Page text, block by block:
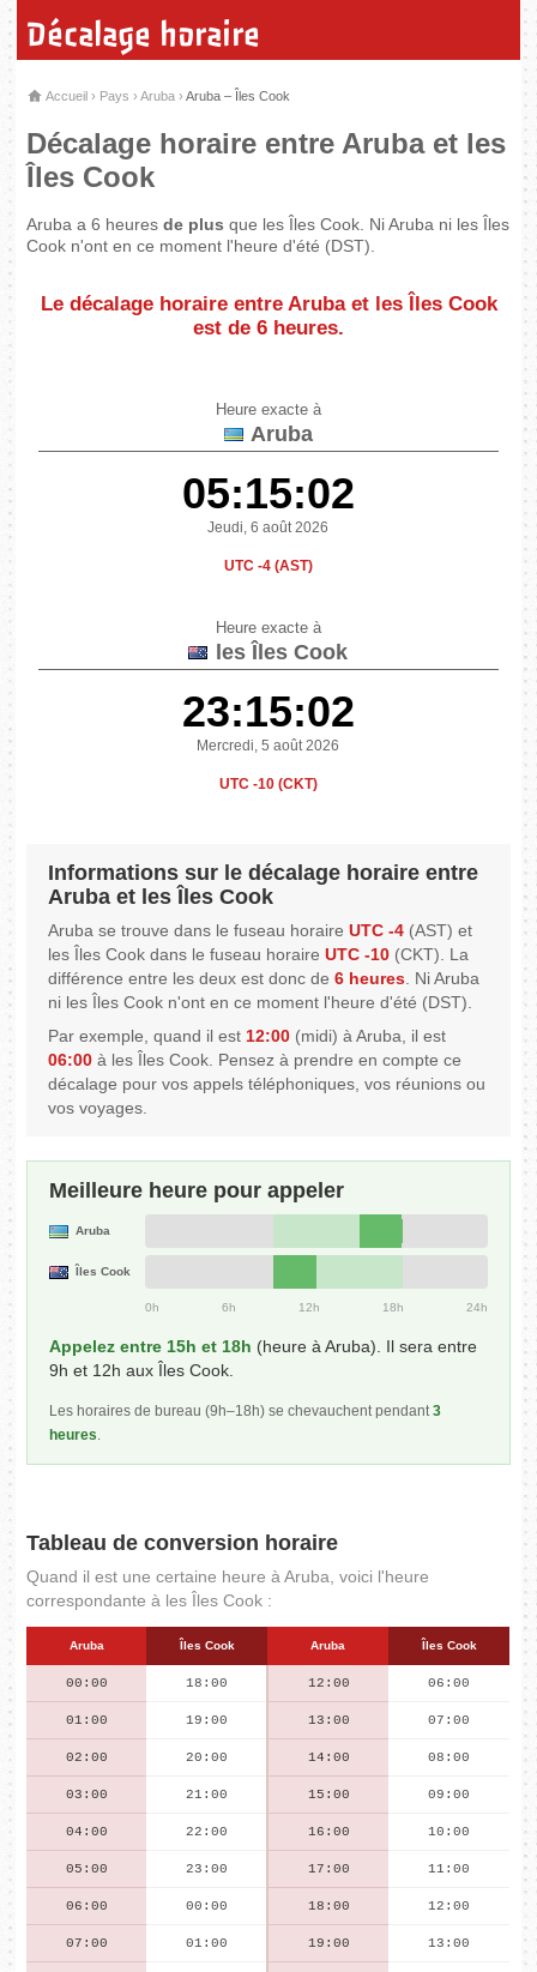
Décalage horaire
Accueil › Pays ›Aruba ›Aruba – Îles Cook
Décalage horaire entre Aruba et les
Îles Cook
Aruba a 6 heuresde plus que les Îles Cook. Ni Aruba ni les Îles
Cook n'ont en ce moment l'heure d'été (DST).
Le décalage horaire entre Aruba et les Îles Cook
est de 6 heures.
Heure exacte à
Aruba
05:15:02
Jeudi, 6 août 2026
UTC -4 (AST)
Heure exacte à
les Îles Cook
23:15:02
Mercredi, 5 août 2026
UTC -10 (CKT)
Informations sur le décalage horaire entre
Aruba et les Îles Cook
Aruba se trouve dans le fuseau horaireUTC -4 (AST) et
les Îles Cook dans le fuseau horaireUTC -10 (CKT). La
différence entre les deux est donc de6 heures. Ni Aruba
ni les Îles Cook n'ont en ce moment l'heure d'été (DST).
Par exemple, quand il est12:00 (midi) à Aruba, il est
06:00 à les Îles Cook. Pensez à prendre en compte ce
décalage pour vos appels téléphoniques, vos réunions ou
vos voyages.
Meilleure heure pour appeler
Aruba
Îles Cook
0h 6h 12h 18h 24h
Appelez entre 15h et 18h (heure à Aruba). Il sera entre
9h et 12h aux Îles Cook.
Les horaires de bureau (9h–18h) se chevauchent pendant3
heures.
Tableau de conversion horaire
Quand il est une certaine heure à Aruba, voici l'heure
correspondante à les Îles Cook :
Aruba Îles Cook Aruba Îles Cook
00:00 18:00 12:00 06:00
01:00 19:00 13:00 07:00
02:00 20:00 14:00 08:00
03:00 21:00 15:00 09:00
04:00 22:00 16:00 10:00
05:00 23:00 17:00 11:00
06:00 00:00 18:00 12:00
07:00 01:00 19:00 13:00